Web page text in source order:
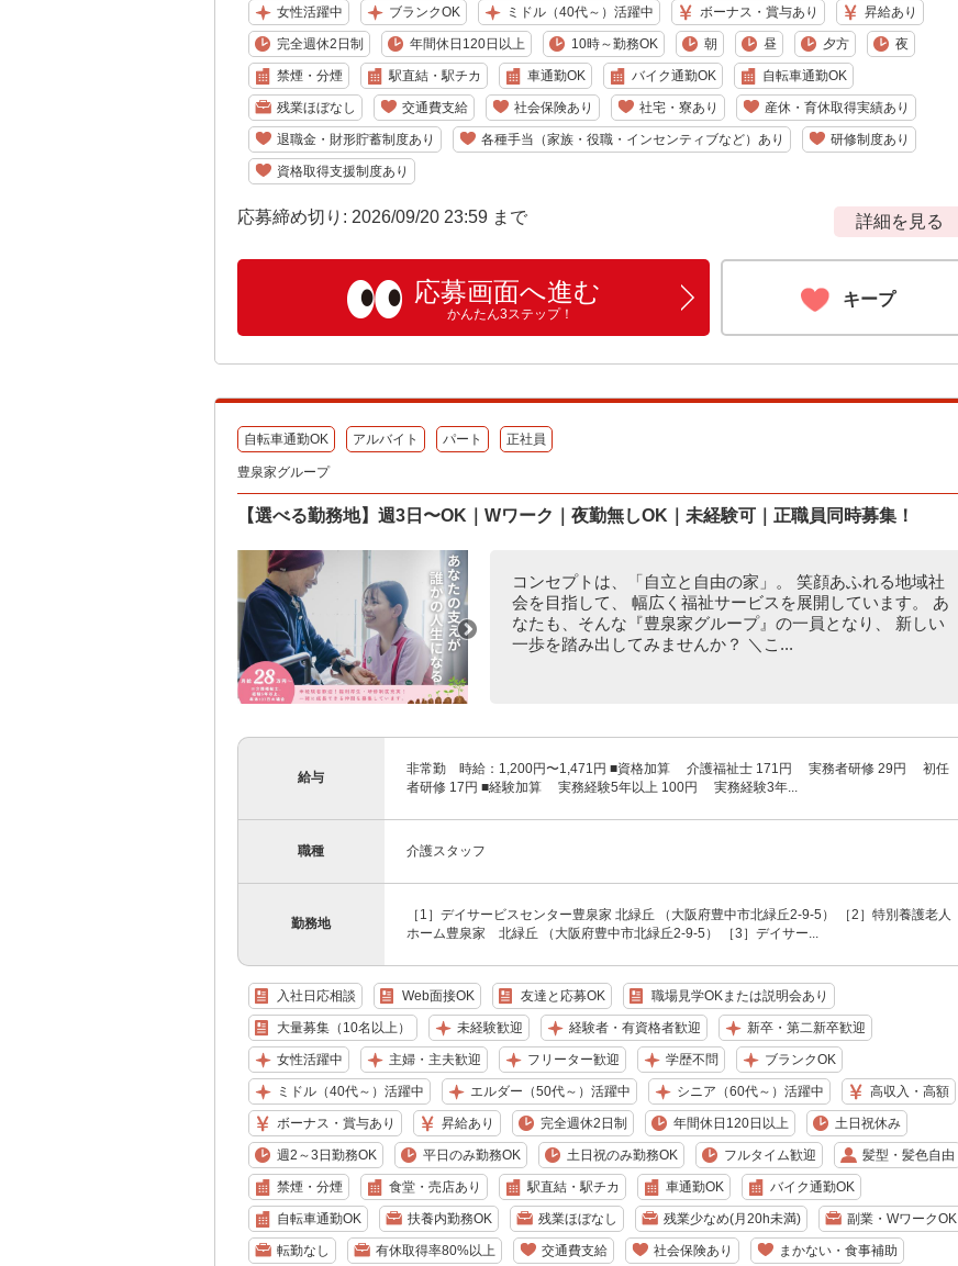
女性活躍中 ブランクOK ミドル（40代～）活躍中 ボーナス・賞与あり 昇給あり
完全週休2日制 年間休日120日以上 10時～勤務OK 朝 昼 夕方 夜
禁煙・分煙 駅直結・駅チカ 車通勤OK バイク通勤OK 自転車通勤OK
残業ほぼなし 交通費支給 社会保険あり 社宅・寮あり 産休・育休取得実績あり
退職金・財形貯蓄制度あり 各種手当（家族・役職・インセンティブなど）あり 研修制度あり
資格取得支援制度あり
応募締め切り: 2026/09/20 23:59 まで 詳細を見る
応募画面へ進む
かんたん3ステップ！
キープ
自転車通勤OK アルバイト パート 正社員
豊泉家グループ
【選べる勤務地】週3日〜OK｜Wワーク｜夜勤無しOK｜未経験可｜正職員同時募集！
コンセプトは、「自立と自由の家」。 笑顔あふれる地域社
会を目指して、 幅広く福祉サービスを展開しています。 あ
なたも、そんな『豊泉家グループ』の一員となり、 新しい
一歩を踏み出してみませんか？ ＼こ...
給与
非常勤 時給：1,200円〜1,471円 ■資格加算 介護福祉士 171円 実務者研修 29円 初任
者研修 17円 ■経験加算 実務経験5年以上 100円 実務経験3年...
職種 介護スタッフ
勤務地
［1］デイサービスセンター豊泉家 北緑丘 （大阪府豊中市北緑丘2-9-5） ［2］特別養護老人
ホーム豊泉家 北緑丘 （大阪府豊中市北緑丘2-9-5） ［3］デイサー...
入社日応相談 Web面接OK 友達と応募OK 職場見学OKまたは説明会あり
大量募集（10名以上） 未経験歓迎 経験者・有資格者歓迎 新卒・第二新卒歓迎
女性活躍中 主婦・主夫歓迎 フリーター歓迎 学歴不問 ブランクOK
ミドル（40代～）活躍中 エルダー（50代～）活躍中 シニア（60代～）活躍中 高収入・高額
ボーナス・賞与あり 昇給あり 完全週休2日制 年間休日120日以上 土日祝休み
週2～3日勤務OK 平日のみ勤務OK 土日祝のみ勤務OK フルタイム歓迎 髪型・髪色自由
禁煙・分煙 食堂・売店あり 駅直結・駅チカ 車通勤OK バイク通勤OK
自転車通勤OK 扶養内勤務OK 残業ほぼなし 残業少なめ(月20h未満) 副業・WワークOK
転勤なし 有休取得率80%以上 交通費支給 社会保険あり まかない・食事補助